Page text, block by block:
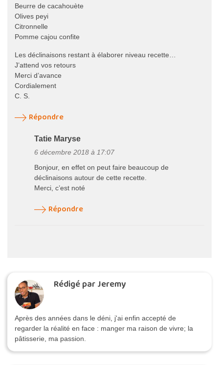
Beurre de cacahouète
Olives peyi
Citronnelle
Pomme cajou confite
Les déclinaisons restant à élaborer niveau recette…
J’attend vos retours
Merci d’avance
Cordialement
C. S.
Répondre
Tatie Maryse
6 décembre 2018 à 17:07
Bonjour, en effet on peut faire beaucoup de
déclinaisons autour de cette recette.
Merci, c’est noté
Répondre
Rédigé par Jeremy
Après des années dans le déni, j'ai enfin accepté de
regarder la réalité en face : manger ma raison de vivre; la
pâtisserie, ma passion.